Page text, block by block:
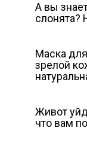
А вы
слонята?
Маска
зрелой
Живот
что вам